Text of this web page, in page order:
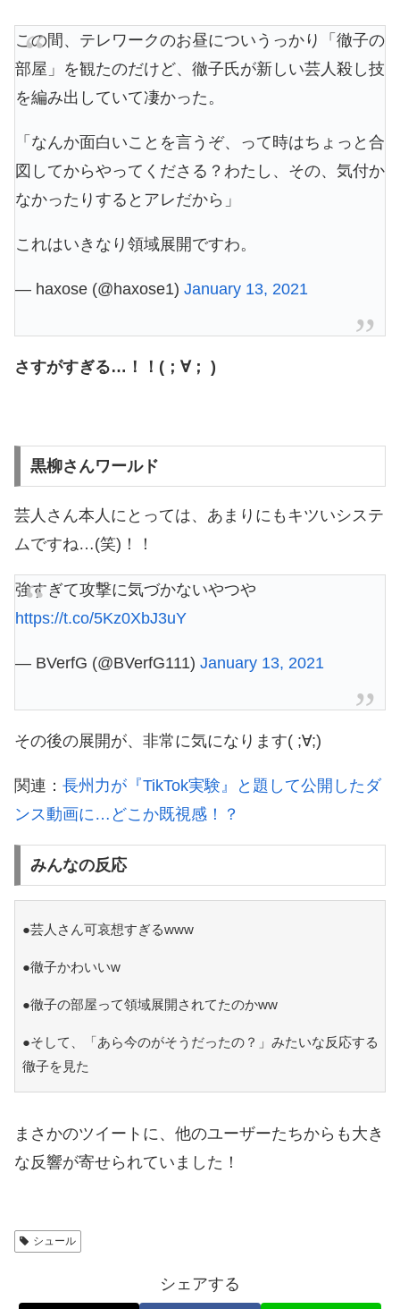
この間、テレワークのお昼についうっかり「徹子の
部屋」を観たのだけど、徹子氏が新しい芸人殺し技
を編み出していて凄かった。
「なんか面白いことを言うぞ、って時はちょっと合
図してからやってくださる？わたし、その、気付か
なかったりするとアレだから」
これはいきなり領域展開ですわ。
— haxose (@haxose1) January 13, 2021
さすがすぎる…！！(；∀； )
黒柳さんワールド
芸人さん本人にとっては、あまりにもキツいシステ
ムですね…(笑)！！
強すぎて攻撃に気づかないやつや
https://t.co/5Kz0XbJ3uY
— BVerfG (@BVerfG111) January 13, 2021
その後の展開が、非常に気になります( ;∀;)
関連： 長州力が『TikTok実験』と題して公開したダ
ンス動画に…どこか既視感！？
みんなの反応
●芸人さん可哀想すぎるwww
●徹子かわいいw
●徹子の部屋って領域展開されてたのかww
●そして、「あら今のがそうだったの？」みたいな反応する
徹子を見た
まさかのツイートに、他のユーザーたちからも大き
な反響が寄せられていました！
シュール
シェアする